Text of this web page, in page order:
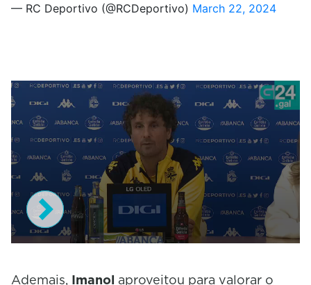
— RC Deportivo (@RCDeportivo) March 22, 2024
e
Ademais, Imanol aproveitou para valorar o